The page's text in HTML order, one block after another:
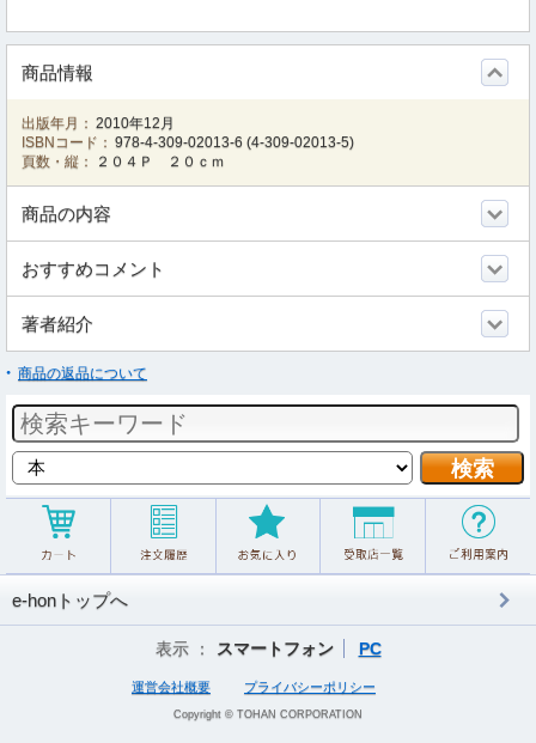
商品情報
出版年月： 2010年12月
ISBNコード： 978-4-309-02013-6 (4-309-02013-5)
頁数・縦：
２０４Ｐ ２０ｃｍ
商品の内容
おすすめコメント
著者紹介
商品の返品について
e-honトップへ
表示 ： スマートフォン PC
運営会社概要 プライバシーポリシー
Copyright © TOHAN CORPORATION